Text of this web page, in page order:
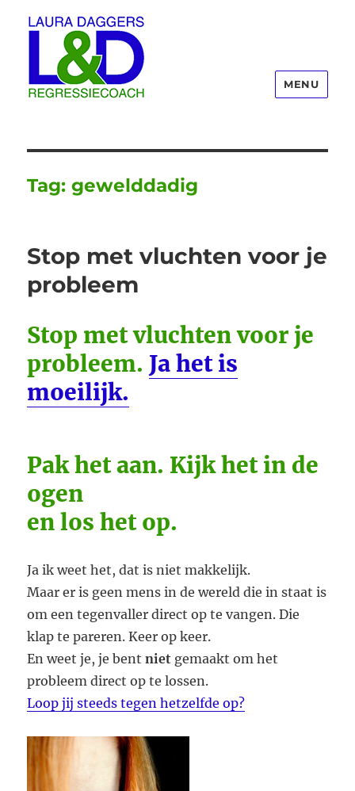
MENU
Tag:gewelddadig
Stop met vluchten voor je
probleem
Stop met vluchten voor je
probleem. Ja het is
moeilijk.
Pak het aan. Kijk het in de
ogen
en los het op.
Ja ik weet het, dat is niet makkelijk.
Maar er is geen mens in de wereld die in staat is
om een tegenvaller direct op te vangen. Die
klap te pareren. Keer op keer.
En weet je, je bent niet gemaakt om het
probleem direct op te lossen.
Loop jij steeds tegen hetzelfde op?